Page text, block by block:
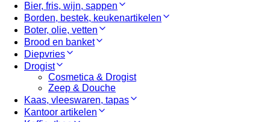
Bier, fris, wijn, sappen
Borden, bestek, keukenartikelen
Boter, olie, vetten
Brood en banket
Diepvries
Drogist
Cosmetica & Drogist
Zeep & Douche
Kaas, vleeswaren, tapas
Kantoor artikelen